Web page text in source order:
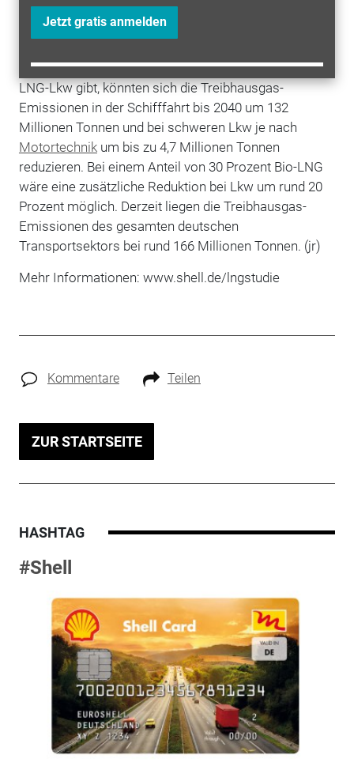
Jetzt gratis anmelden
Universität Hamburg (TUHH) in
(vor allem) große LNG-Schiffe und in der EU 480.000
LNG-Lkw gibt, könnten sich die Treibhausgas-
Emissionen in der Schifffahrt bis 2040 um 132
Millionen Tonnen und bei schweren Lkw je nach
Motortechnikum bis zu 4,7 Millionen Tonnen
reduzieren. Bei einem Anteil von 30 Prozent Bio-LNG
wäre eine zusätzliche Reduktion bei Lkw um rund 20
Prozent möglich. Derzeit liegen die Treibhausgas-
Emissionen des gesamten deutschen
Transportsektors bei rund 166 Millionen Tonnen. (jr)
Mehr Informationen: www.shell.de/lngstudie
Kommentare Teilen
ZUR STARTSEITE
HASHTAG
#Shell